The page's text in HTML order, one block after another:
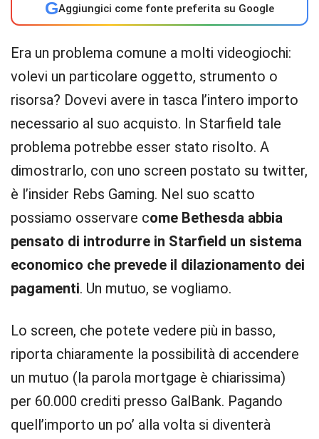
GAggiungici come fonte preferita su Google
Era un problema comune a molti videogiochi:
volevi un particolare oggetto, strumento o
risorsa? Dovevi avere in tasca l’intero importo
necessario al suo acquisto. In Starfield tale
problema potrebbe esser stato risolto. A
dimostrarlo, con uno screen postato su twitter,
è l’insider Rebs Gaming. Nel suo scatto
possiamo osservare come Bethesda abbia
pensato di introdurre in Starfield un sistema
economico che prevede il dilazionamento dei
pagamenti. Un mutuo, se vogliamo.
Lo screen, che potete vedere più in basso,
riporta chiaramente la possibilità di accendere
un mutuo (la parola mortgage è chiarissima)
per 60.000 crediti presso GalBank. Pagando
quell’importo un po’ alla volta si diventerà